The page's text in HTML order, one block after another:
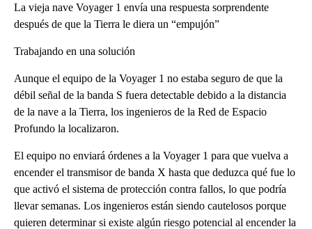
La vieja nave Voyager 1 envía una respuesta sorprendente
después de que la Tierra le diera un “empujón”
Trabajando en una solución
Aunque el equipo de la Voyager 1 no estaba seguro de que la
débil señal de la banda S fuera detectable debido a la distancia
de la nave a la Tierra, los ingenieros de la Red de Espacio
Profundo la localizaron.
El equipo no enviará órdenes a la Voyager 1 para que vuelva a
encender el transmisor de banda X hasta que deduzca qué fue lo
que activó el sistema de protección contra fallos, lo que podría
llevar semanas. Los ingenieros están siendo cautelosos porque
quieren determinar si existe algún riesgo potencial al encender la